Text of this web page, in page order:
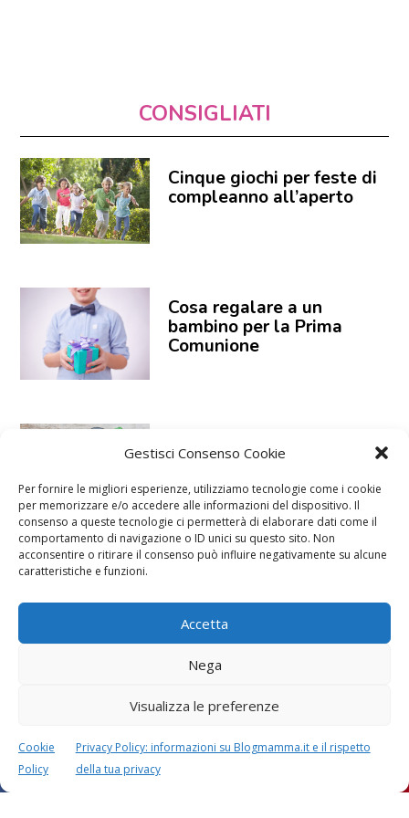
Gestisci Consenso Cookie
Per fornire le migliori esperienze, utilizziamo tecnologie come i cookie
per memorizzare e/o accedere alle informazioni del dispositivo. Il
consenso a queste tecnologie ci permetterà di elaborare dati come il
comportamento di navigazione o ID unici su questo sito. Non
acconsentire o ritirare il consenso può influire negativamente su alcune
caratteristiche e funzioni.
Accetta
Nega
Visualizza le preferenze
Cookie
Policy
Privacy Policy: informazioni su Blogmamma.it e il rispetto
della tua privacy
CONSIGLIATI
Cinque giochi per feste di
compleanno all’aperto
Cosa regalare a un
bambino per la Prima
Comunione
Halloween: lavoretti da
fare insieme ai bimbi